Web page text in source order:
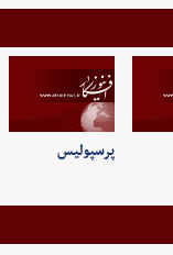
پرسپولیس